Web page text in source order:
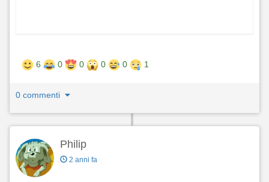
6 0 0 0 0 1
0 commenti
Philip
2 anni fa